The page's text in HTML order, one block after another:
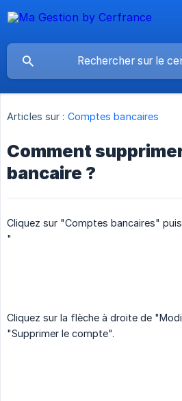
Articles sur : Comptes bancaires
Comment
bancaire ?
Cliquez sur "Comptes bancaires"
"
Cliquez sur la flèche à droite de
"Supprimer le compte".